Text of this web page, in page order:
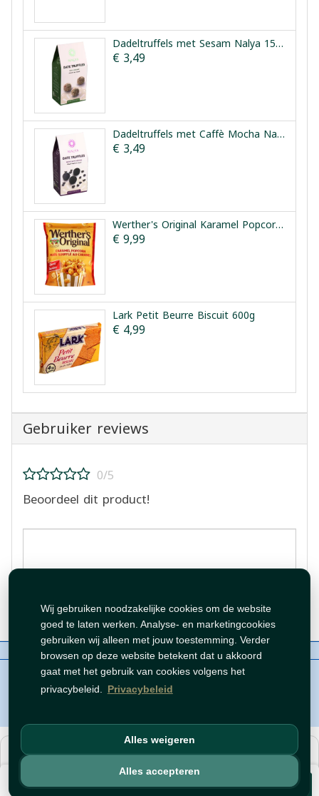
Wij gebruiken noodzakelijke cookies om de website
goed te laten werken. Analyse- en marketingcookies
gebruiken wij alleen met jouw toestemming. Verder
browsen op deze website betekent dat u akkoord
gaat met het gebruik van cookies volgens het
privacybeleid. Privacybeleid
Alles weigeren
Alles accepteren
€ 1,1 Voeg toe
Dadeltruffels met Sesam Nalya 150g
€ 3,49
Dadeltruffels met Caffè Mocha Nalya 150g
€ 3,49
Werther's Original Karamel Popcorn Classic 624g
€ 9,99
Lark Petit Beurre Biscuit 600g
€ 4,99
Gebruiker reviews
0/5
Beoordeel dit product!
Beoordeling plaatsen
Over ons Beleid
WhatsAppen
auteursrechten©Tawfeer 2018-2026
هذا متجر جملة. الأسعار وميزات الشراء متاحة فقط للحساباتالمسجّلة
والمفعّلة
سجّل دخولأوافتح حساب .